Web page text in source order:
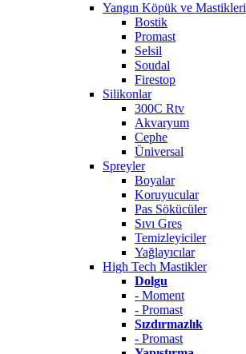
Yangın Köpük ve Mastikleri
Bostik
Promast
Selsil
Soudal
Firestop
Silikonlar
300C Rtv
Akvaryum
Cephe
Üniversal
Spreyler
Boyalar
Koruyucular
Pas Sökücüler
Sıvı Gres
Temizleyiciler
Yağlayıcılar
High Tech Mastikler
Dolgu
- Moment
- Promast
Sızdırmazlık
- Promast